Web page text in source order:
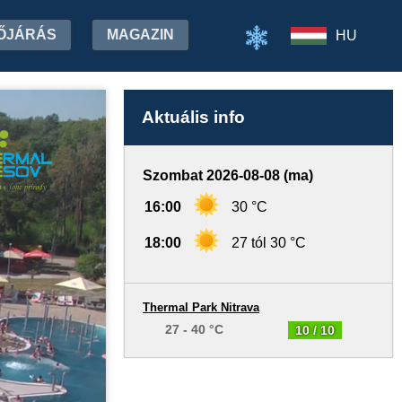
MAGAZIN HU
Aktuális info
Szombat 2026-08-08 (ma)
16:00 30 °C
18:00 27 tól 30 °C
10 / 10
Thermal Park Nitrava
27 - 40 °C